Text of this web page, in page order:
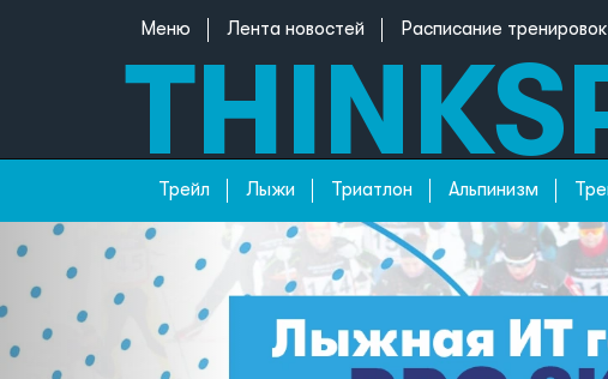
Меню Лента новостей Расписание тренировок
Трейл Лыжи Триатлон Альпинизм
Previous